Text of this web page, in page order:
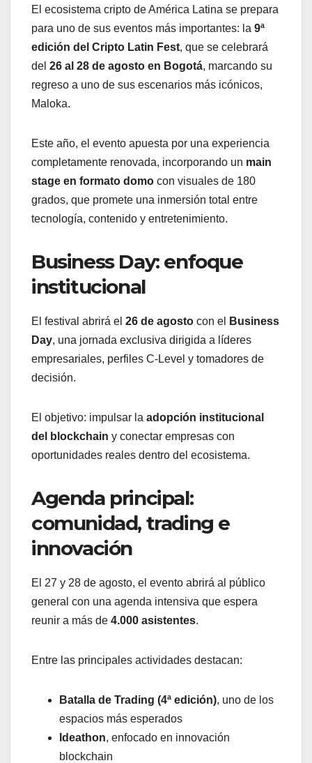
El ecosistema cripto de América Latina se prepara
para uno de sus eventos más importantes: la 9ª
edición del Cripto Latin Fest, que se celebrará
del 26 al 28 de agosto en Bogotá, marcando su
regreso a uno de sus escenarios más icónicos,
Maloka.
Este año, el evento apuesta por una experiencia
completamente renovada, incorporando un main
stage en formato domo con visuales de 180
grados, que promete una inmersión total entre
tecnología, contenido y entretenimiento.
Business Day: enfoque
institucional
El festival abrirá el 26 de agosto con el
Business
Day, una jornada exclusiva dirigida a líderes
empresariales, perfiles C-Level y tomadores de
decisión.
El objetivo: impulsar la adopción institucional
del blockchain y conectar empresas con
oportunidades reales dentro del ecosistema.
Agenda principal:
comunidad, trading e
innovación
El 27 y 28 de agosto, el evento abrirá al público
general con una agenda intensiva que espera
reunir a más de 4.000 asistentes.
Entre las principales actividades destacan:
Batalla de Trading (4ª edición), uno de los
espacios más esperados
Ideathon, enfocado en innovación
blockchain